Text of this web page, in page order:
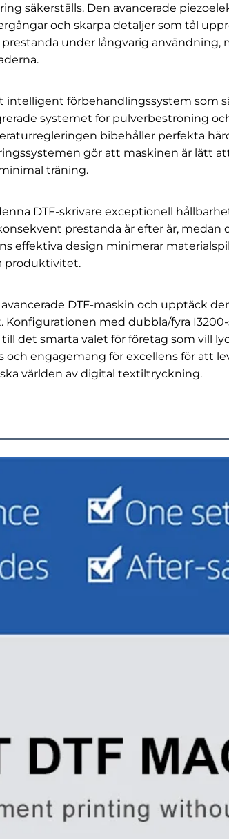
säkerställs. Den avancerade
och skarpa detaljer som tål
under långvarig användning,
förbehandlingssystem som
systemet för pulverbeströning
bibehåller perfekta
gör att maskinen är lätt
träning.
DTF-skrivare exceptionell
prestanda år efter år,
effektiva design minimerar
produktivitet.
DTF-maskin och upptäck
med dubbla/fyra
det smarta valet för företag som vill
engagemang för excellens för att
världen av digital textiltryckning.